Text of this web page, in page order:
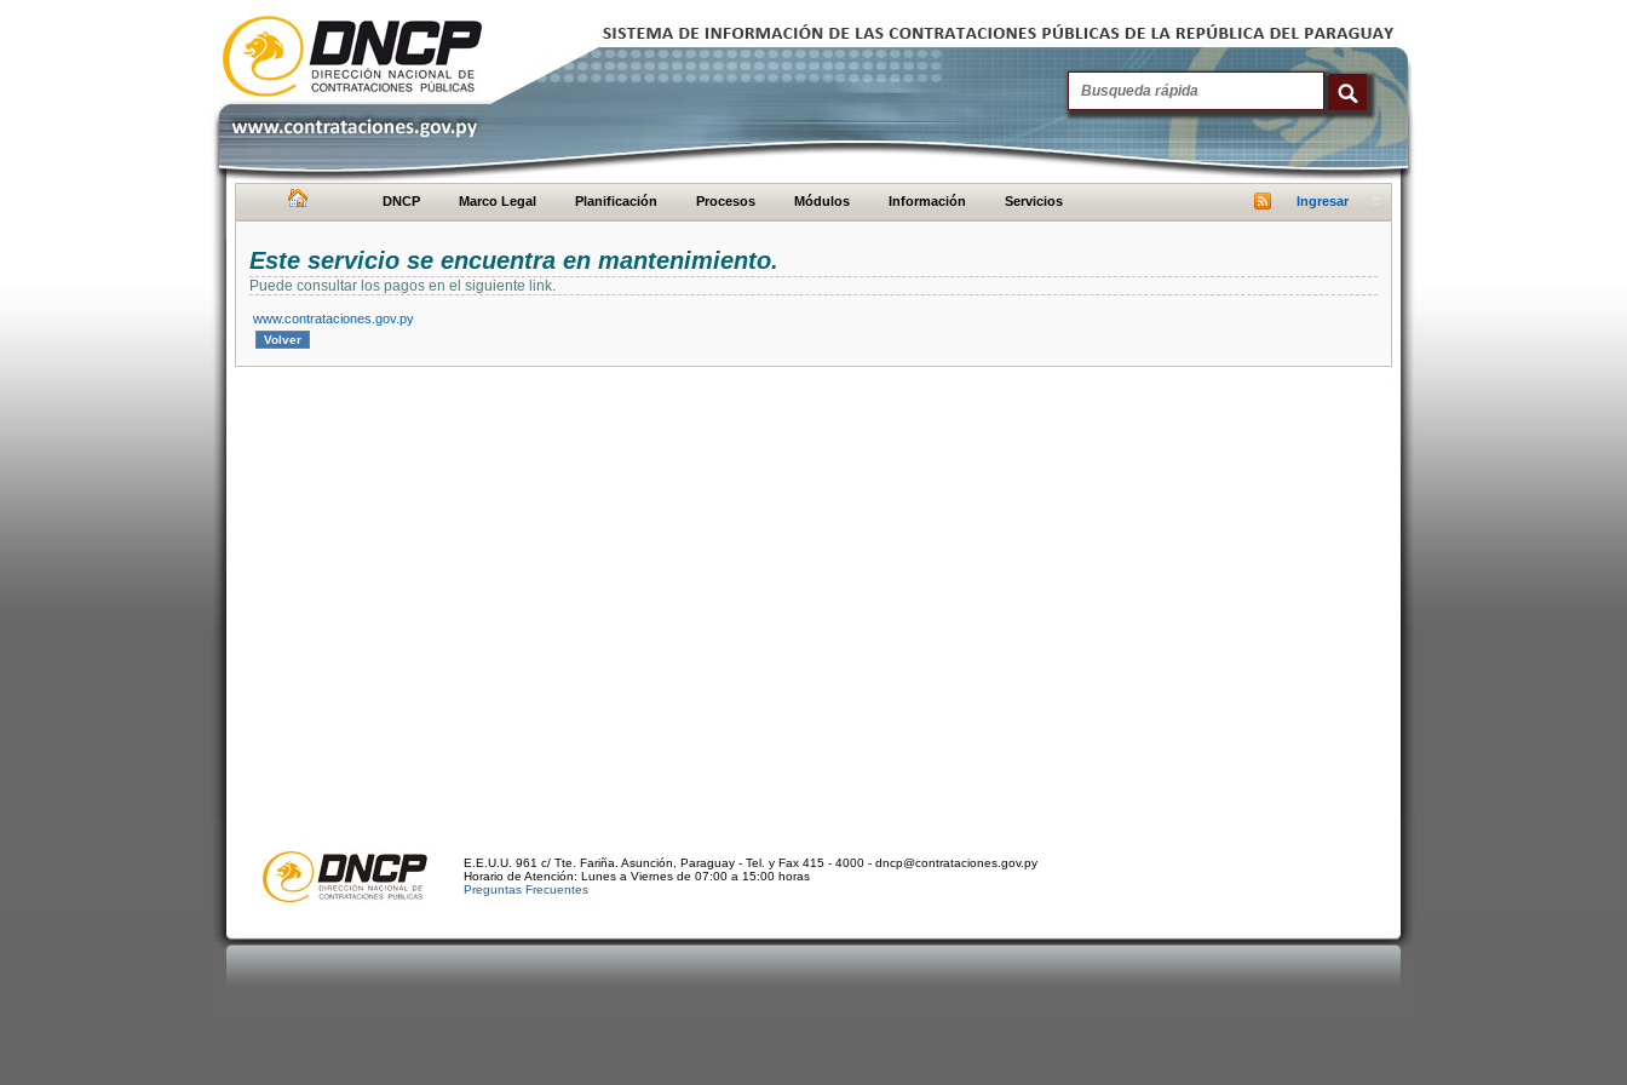
DNCP Marco Legal Planificación Procesos Módulos Información Servicios Ingresar
Este servicio se encuentra en mantenimiento.
Puede consultar los pagos en el siguiente link.
www.contrataciones.gov.py
E.E.U.U. 961 c/ Tte. Fariña. Asunción, Paraguay - Tel. y Fax 415 - 4000 - dncp@contrataciones.gov.py
Horario de Atención: Lunes a Viernes de 07:00 a 15:00 horas
Preguntas Frecuentes